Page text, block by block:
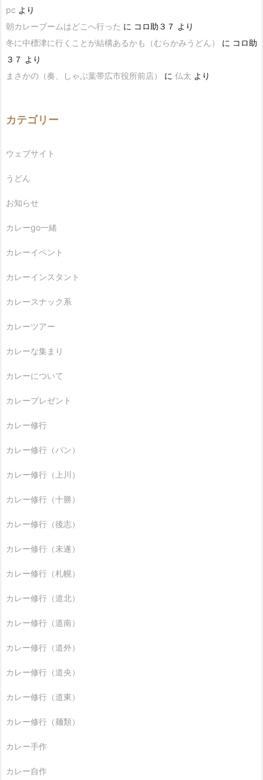
pc より
朝カレーブームはどこへ行った に コロ助３７ より
冬に中標津に行くことが結構あるかも（むらかみうどん）
に コロ助
３７ より
まさかの（奏、しゃぶ葉帯広市役所前店）
に 仏太 より
カテゴリー
ウェブサイト
うどん
お知らせ
カレーgo一緒
カレーイベント
カレーインスタント
カレースナック系
カレーツアー
カレーな集まり
カレーについて
カレープレゼント
カレー修行
カレー修行（パン）
カレー修行（上川）
カレー修行（十勝）
カレー修行（後志）
カレー修行（未遂）
カレー修行（札幌）
カレー修行（道北）
カレー修行（道南）
カレー修行（道外）
カレー修行（道央）
カレー修行（道東）
カレー修行（麺類）
カレー手作
カレー自作